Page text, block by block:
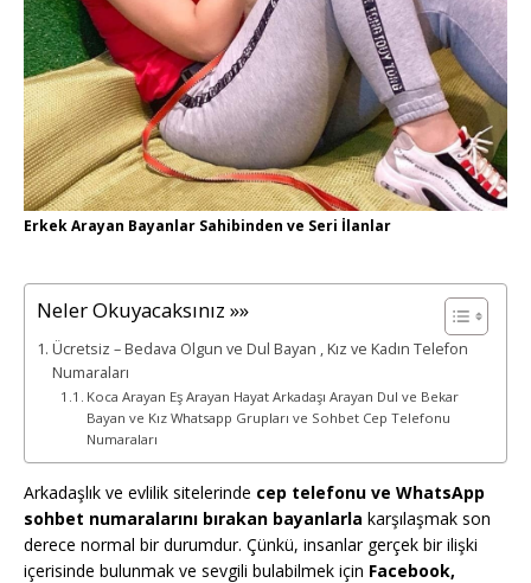
Erkek Arayan Bayanlar Sahibinden ve Seri İlanlar
Neler Okuyacaksınız »»
Ücretsiz – Bedava Olgun ve Dul Bayan , Kız ve Kadın Telefon
Numaraları
Koca Arayan Eş Arayan Hayat Arkadaşı Arayan Dul ve Bekar
Bayan ve Kız Whatsapp Grupları ve Sohbet Cep Telefonu
Numaraları
Arkadaşlık ve evlilik sitelerinde cep telefonu ve WhatsApp
sohbet numaralarını bırakan bayanlarla karşılaşmak son
derece normal bir durumdur. Çünkü, insanlar gerçek bir ilişki
içerisinde bulunmak ve sevgili bulabilmek için Facebook,